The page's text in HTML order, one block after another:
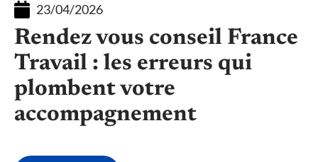
23/04/2026
Rendez vous conseil France
Travail : les erreurs qui
plombent votre
accompagnement